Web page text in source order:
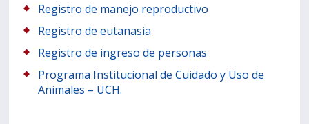
Registro de manejo reproductivo
Registro de eutanasia
Registro de ingreso de personas
Programa Institucional de Cuidado y Uso de
Animales – UCH.